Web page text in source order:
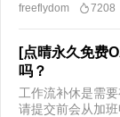
freeflydom 7208
[点晴永久免费
吗？
工作流补休是需
请提交前会从加